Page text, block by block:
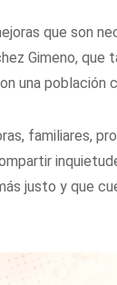
que son
Gimeno, que
una población
familiares,
justo y que